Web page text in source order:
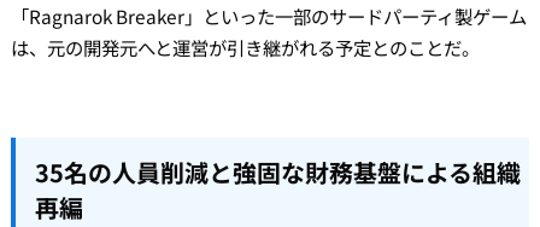
「Ragnarok Breaker」といった一部のサードパーティ製ゲーム
は、元の開発元へと運営が引き継がれる予定とのことだ。
35名の人員削減と強固な財務基盤による組織
再編